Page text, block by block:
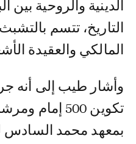
الدينية والروحية بين
التاريخ، تتسم
المالكي والعقيدة
وأشار طيب إلى أنه
تكوين 500
بمعهد محمد السادس